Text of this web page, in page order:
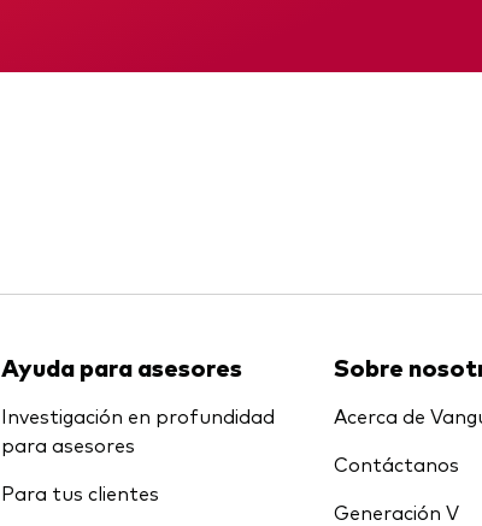
Ayuda para asesores
Investigación en profundidad
para asesores
Para tus clientes
Sobre
Acerca de
Contáctanos
Generación V